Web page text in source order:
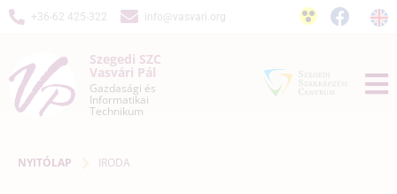
+36-62 425-322 info@vasvari.org
Szegedi SZC
Vasvári Pál
Gazdasági és
Informatikai
Technikum
NYITÓLAP IRODA